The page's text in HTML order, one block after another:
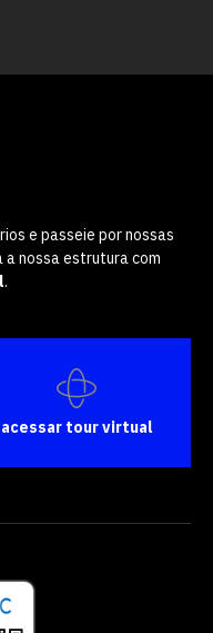
e passeie por nossas
nossa estrutura com
.
acessar tour virtual